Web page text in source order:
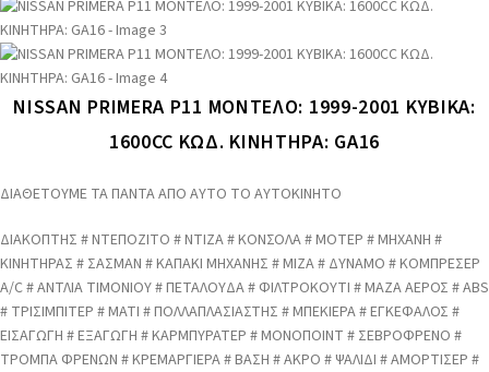
NISSAN PRIMERA P11 ΜΟΝΤΕΛΟ: 1999-2001 ΚΥΒΙΚΑ:
1600CC ΚΩΔ. ΚΙΝΗΤΗΡΑ: GA16
ΔΙΑΘΕΤΟΥΜΕ ΤΑ ΠΑΝΤΑ ΑΠΟ ΑΥΤΟ ΤΟ ΑΥΤΟΚΙΝΗΤΟ
ΔΙΑΚΟΠΤΗΣ # ΝΤΕΠΟΖΙΤΟ # ΝΤΙΖΑ # ΚΟΝΣΟΛΑ # ΜΟΤΕΡ # ΜΗΧΑΝΗ #
ΚΙΝΗΤΗΡΑΣ # ΣΑΣΜΑΝ # ΚΑΠΑΚΙ ΜΗΧΑΝΗΣ # ΜΙΖΑ # ΔΥΝΑΜΟ # ΚΟΜΠΡΕΣΕΡ
A/C # ΑΝΤΛΙΑ ΤΙΜΟΝΙΟΥ # ΠΕΤΑΛΟΥΔΑ # ΦΙΛΤΡΟΚΟΥΤΙ # ΜΑΖΑ ΑΕΡΟΣ # ABS
# ΤΡΙΣΙΜΠΙΤΕΡ # ΜΑΤΙ # ΠΟΛΛΑΠΛΑΣΙΑΣΤΗΣ # ΜΠΕΚΙΕΡΑ # ΕΓΚΕΦΑΛΟΣ #
ΕΙΣΑΓΩΓΗ # ΕΞΑΓΩΓΗ # ΚΑΡΜΠΥΡΑΤΕΡ # ΜΟΝΟΠΟΙΝΤ # ΣΕΒΡΟΦΡΕΝΟ #
ΤΡΟΜΠΑ ΦΡΕΝΩΝ # ΚΡΕΜΑΡΓΙΕΡΑ # ΒΑΣΗ # ΑΚΡΟ # ΨΑΛΙΔΙ # ΑΜΟΡΤΙΣΕΡ #